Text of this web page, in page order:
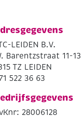
LEIDEN B.V.
Barentzstraat 11-13
TZ LEIDEN
522 36 63
28006128